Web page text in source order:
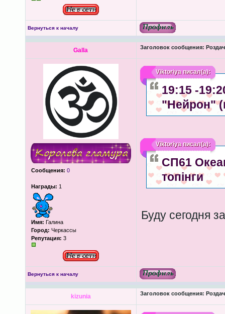
Вернуться к началу
Galla Заголовок сообщения:
Сообщения: 0
Награды: 1
Имя: Галина
Город: Черкассы
Репутация: 3
Viktoriyaписал(а):
19:15 -
"Нейрон"
Viktoriyaписал(а):
СП61
топінги
Буду сегодня
Вернуться к началу
kizunia Заголовок сообщения: